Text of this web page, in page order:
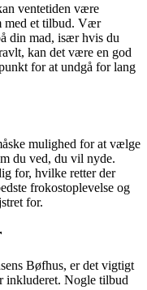
ventetiden være
med et tilbud. Vær
din mad, især hvis du
kan det være en god
for at undgå for lang
mulighed for at vælge
du ved, du vil nyde.
for, hvilke retter der
frokostoplevelse og
for.
Bøfhus, er det vigtigt
inkluderet. Nogle tilbud